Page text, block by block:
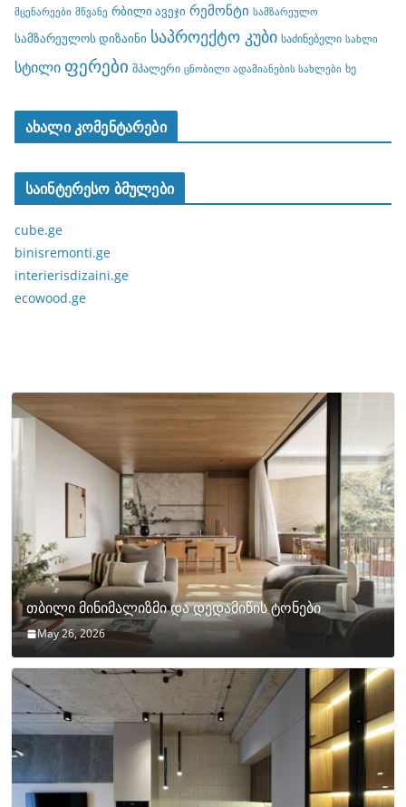
მცენარეები მწვანე რბილი ავეჯი რემონტი სამზარეულო
სამზარეულოს დიზაინი საპროექტო კუბი საძინებელი სახლი
სტილი ფერები შპალერი ცნობილი ადამიანების სახლები ხე
ახალი კომენტარები
საინტერესო ბმულები
cube.ge
binisremonti.ge
interierisdizaini.ge
ecowood.ge
თბილი მინიმალიზმი და დედამიწის ტონები
May 26, 2026